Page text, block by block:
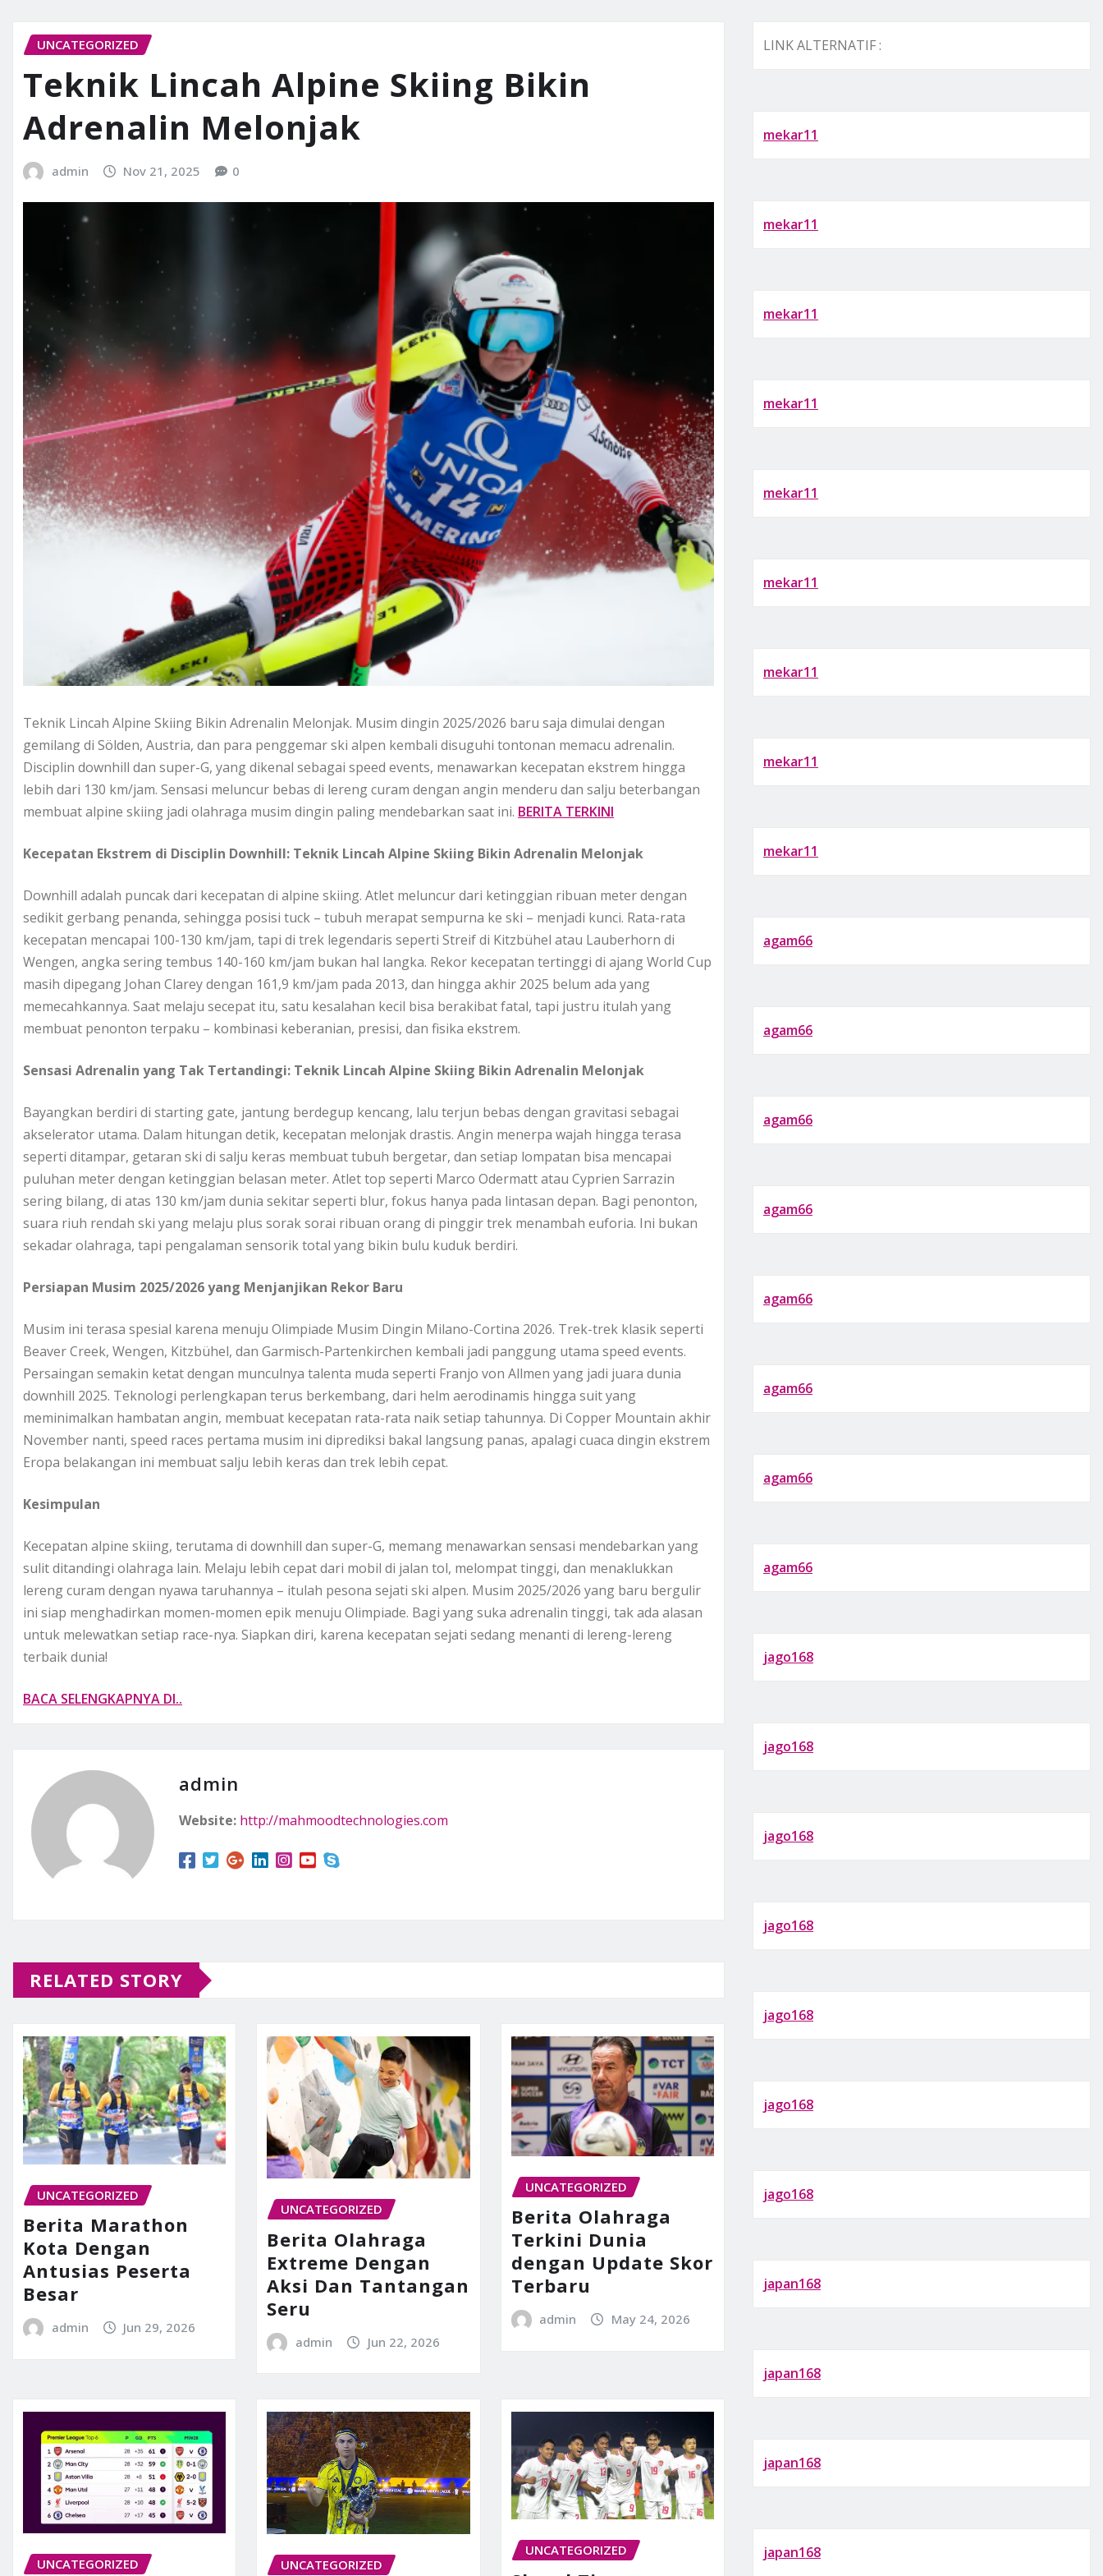
UNCATEGORIZED
Teknik Lincah Alpine Skiing Bikin
Adrenalin Melonjak
admin Nov 21, 2025 0
Teknik Lincah Alpine Skiing Bikin Adrenalin Melonjak. Musim dingin 2025/2026 baru saja dimulai dengan
gemilang di Sölden, Austria, dan para penggemar ski alpen kembali disuguhi tontonan memacu adrenalin.
Disciplin downhill dan super-G, yang dikenal sebagai speed events, menawarkan kecepatan ekstrem hingga
lebih dari 130 km/jam. Sensasi meluncur bebas di lereng curam dengan angin menderu dan salju beterbangan
membuat alpine skiing jadi olahraga musim dingin paling mendebarkan saat ini. BERITA TERKINI
Kecepatan Ekstrem di Disciplin Downhill: Teknik Lincah Alpine Skiing Bikin Adrenalin Melonjak
Downhill adalah puncak dari kecepatan di alpine skiing. Atlet meluncur dari ketinggian ribuan meter dengan
sedikit gerbang penanda, sehingga posisi tuck – tubuh merapat sempurna ke ski – menjadi kunci. Rata-rata
kecepatan mencapai 100-130 km/jam, tapi di trek legendaris seperti Streif di Kitzbühel atau Lauberhorn di
Wengen, angka sering tembus 140-160 km/jam bukan hal langka. Rekor kecepatan tertinggi di ajang World Cup
masih dipegang Johan Clarey dengan 161,9 km/jam pada 2013, dan hingga akhir 2025 belum ada yang
memecahkannya. Saat melaju secepat itu, satu kesalahan kecil bisa berakibat fatal, tapi justru itulah yang
membuat penonton terpaku – kombinasi keberanian, presisi, dan fisika ekstrem.
Sensasi Adrenalin yang Tak Tertandingi: Teknik Lincah Alpine Skiing Bikin Adrenalin Melonjak
Bayangkan berdiri di starting gate, jantung berdegup kencang, lalu terjun bebas dengan gravitasi sebagai
akselerator utama. Dalam hitungan detik, kecepatan melonjak drastis. Angin menerpa wajah hingga terasa
seperti ditampar, getaran ski di salju keras membuat tubuh bergetar, dan setiap lompatan bisa mencapai
puluhan meter dengan ketinggian belasan meter. Atlet top seperti Marco Odermatt atau Cyprien Sarrazin
sering bilang, di atas 130 km/jam dunia sekitar seperti blur, fokus hanya pada lintasan depan. Bagi penonton,
suara riuh rendah ski yang melaju plus sorak sorai ribuan orang di pinggir trek menambah euforia. Ini bukan
sekadar olahraga, tapi pengalaman sensorik total yang bikin bulu kuduk berdiri.
Persiapan Musim 2025/2026 yang Menjanjikan Rekor Baru
Musim ini terasa spesial karena menuju Olimpiade Musim Dingin Milano-Cortina 2026. Trek-trek klasik seperti
Beaver Creek, Wengen, Kitzbühel, dan Garmisch-Partenkirchen kembali jadi panggung utama speed events.
Persaingan semakin ketat dengan munculnya talenta muda seperti Franjo von Allmen yang jadi juara dunia
downhill 2025. Teknologi perlengkapan terus berkembang, dari helm aerodinamis hingga suit yang
meminimalkan hambatan angin, membuat kecepatan rata-rata naik setiap tahunnya. Di Copper Mountain akhir
November nanti, speed races pertama musim ini diprediksi bakal langsung panas, apalagi cuaca dingin ekstrem
Eropa belakangan ini membuat salju lebih keras dan trek lebih cepat.
Kesimpulan
Kecepatan alpine skiing, terutama di downhill dan super-G, memang menawarkan sensasi mendebarkan yang
sulit ditandingi olahraga lain. Melaju lebih cepat dari mobil di jalan tol, melompat tinggi, dan menaklukkan
lereng curam dengan nyawa taruhannya – itulah pesona sejati ski alpen. Musim 2025/2026 yang baru bergulir
ini siap menghadirkan momen-momen epik menuju Olimpiade. Bagi yang suka adrenalin tinggi, tak ada alasan
untuk melewatkan setiap race-nya. Siapkan diri, karena kecepatan sejati sedang menanti di lereng-lereng
terbaik dunia!
BACA SELENGKAPNYA DI..
admin
Website: http://mahmoodtechnologies.com
RELATED STORY
UNCATEGORIZED
Berita Marathon
Kota Dengan
Antusias Peserta
Besar
admin Jun 29, 2026
UNCATEGORIZED
Berita Olahraga
Extreme Dengan
Aksi Dan Tantangan
Seru
admin Jun 22, 2026
UNCATEGORIZED
Berita Olahraga
Terkini Dunia
dengan Update Skor
Terbaru
admin May 24, 2026
UNCATEGORIZED UNCATEGORIZED
UNCATEGORIZED
LINK ALTERNATIF :
mekar11
mekar11
mekar11
mekar11
mekar11
mekar11
mekar11
mekar11
mekar11
agam66
agam66
agam66
agam66
agam66
agam66
agam66
agam66
jago168
jago168
jago168
jago168
jago168
jago168
jago168
japan168
japan168
japan168
japan168